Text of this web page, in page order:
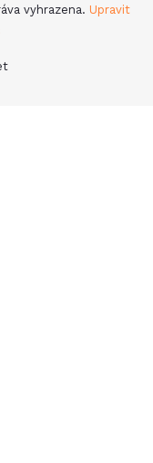
vyhrazena. Upravit